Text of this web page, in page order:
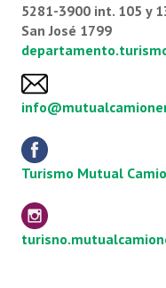
BOLETAS
5281-3900 int. 105 y
San José 1799
Turismo Mutual